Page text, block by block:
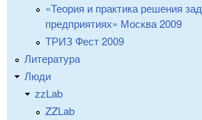
«Теория и практика решения
предприятиях» Москва 2009
ТРИЗ Фест 2009
Литература
Люди
zzLab
ZZLab